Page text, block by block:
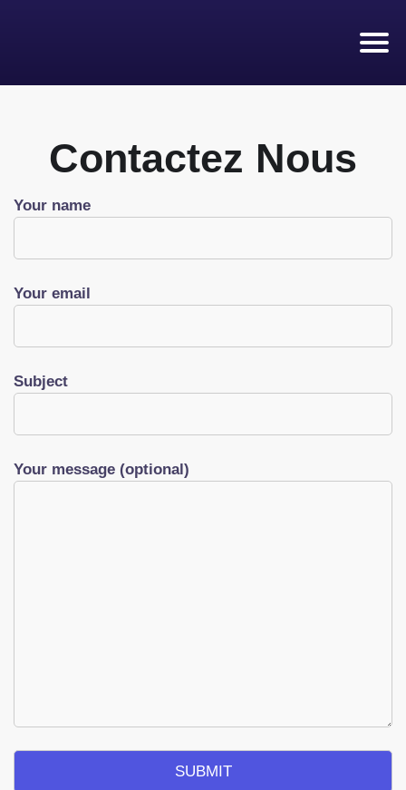
Contactez Nous
Your name
Your email
Subject
Your message (optional)